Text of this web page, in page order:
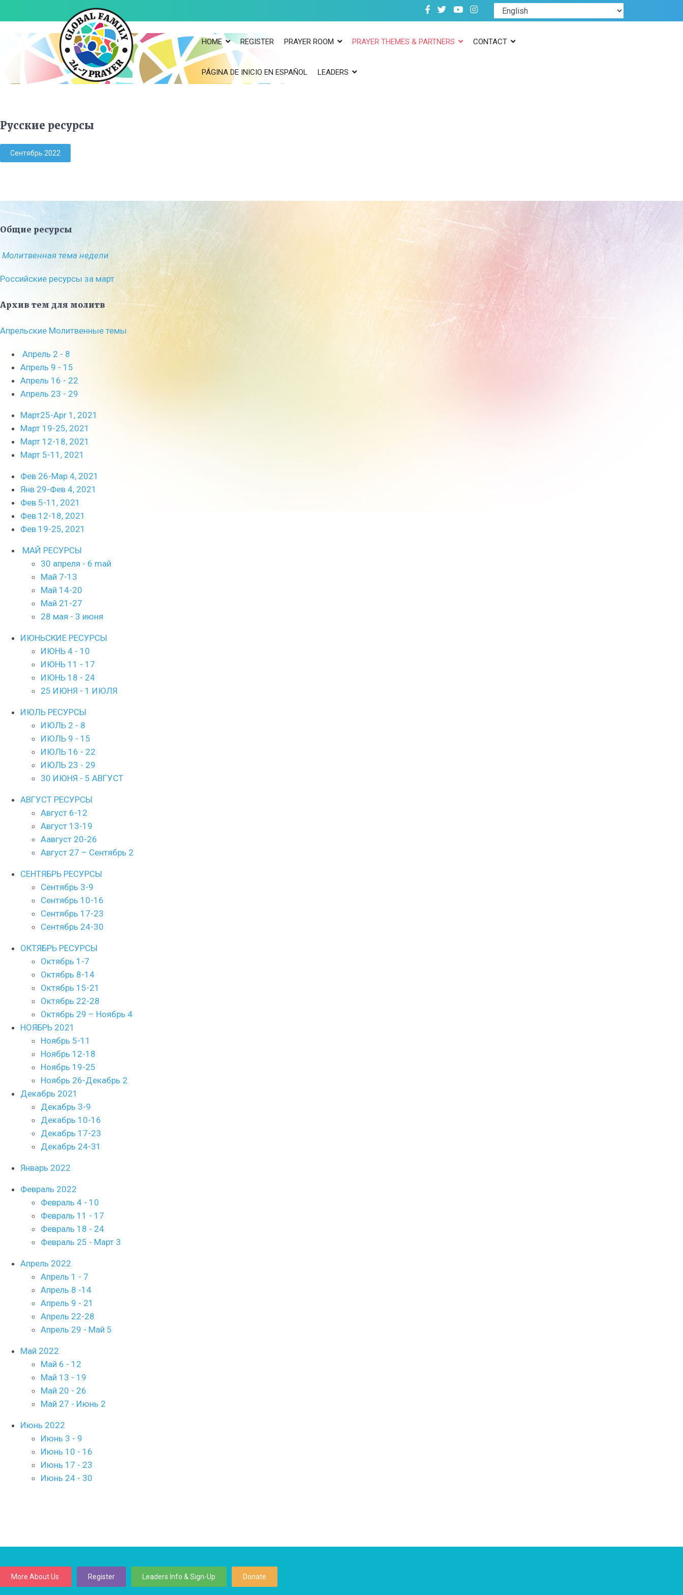
HOME REGISTER PRAYER ROOM PRAYER THEMES & PARTNERS CONTACT
PÁGINA DE INICIO EN ESPAÑOL LEADERS
Русские ресурсы
Сентябрь 2022
Общие ресурсы
Молитвенная тема недели
Российские ресурсы за март
Архив тем для молитв
Апрельские Молитвенные темы
Апрель 2 - 8
Апрель 9 - 15
Апрель 16 - 22
Апрель 23 - 29
Март25-Apr 1, 2021
Март 19-25, 2021
Март 12-18, 2021
Март 5-11, 2021
Фев 26-Мар 4, 2021
Янв 29-Фев 4, 2021
Фев 5-11, 2021
Фев 12-18, 2021
Фев 19-25, 2021
МАЙ РЕСУРСЫ
30 апреля - 6 mай
Май 7-13
Май 14-20
Май 21-27
28 мая - 3 июня
ИЮНЬСКИЕ РЕСУРСЫ
ИЮНЬ 4 - 10
ИЮНЬ 11 - 17
ИЮНЬ 18 - 24
25 ИЮНЯ - 1 ИЮЛЯ
ИЮЛЬ РЕСУРСЫ
ИЮЛЬ 2 - 8
ИЮЛЬ 9 - 15
ИЮЛЬ 16 - 22
ИЮЛЬ 23 - 29
30 ИЮНЯ - 5 АВГУСТ
АВГУСТ РЕСУРСЫ
Август 6-12
Август 13-19
Aавгуст 20-26
Aвгуст 27 – Сентябрь 2
СЕНТЯБРЬ РЕСУРСЫ
Сентябрь 3-9
Сентябрь 10-16
Сентябрь 17-23
Сентябрь 24-30
ОКТЯБРЬ РЕСУРСЫ
Октябрь 1-7
Октябрь 8-14
Октябрь 15-21
Октябрь 22-28
Октябрь 29 – Ноябрь 4
НОЯБРЬ 2021
Ноябрь 5-11
Ноябрь 12-18
Ноябрь 19-25
Ноябрь 26-Декабрь 2
Декабрь 2021
Декабрь 3-9
Декабрь 10-16
Декабрь 17-23
Декабрь 24-31
Январь 2022
Февраль 2022
Февраль 4 - 10
Февраль 11 - 17
Февраль 18 - 24
Февраль 25 - Март 3
Апрель 2022
Апрель 1 - 7
Апрель 8 -14
Апрель 9 - 21
Апрель 22-28
Апрель 29 - Май 5
Май 2022
Май 6 - 12
Май 13 - 19
Май 20 - 26
Май 27 - Июнь 2
Июнь 2022
Июнь 3 - 9
Июнь 10 - 16
Июнь 17 - 23
Июнь 24 - 30
More About Us Register Leaders Info & Sign-Up Donate